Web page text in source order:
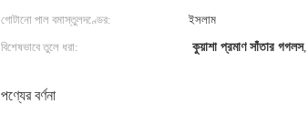
গোটানো পাল বমাস্তুলদণ্ডের:
ইসলাম
বিশেষভাবে তুলে ধরা:
কুয়াশা প্রমাণ সাঁতার গগলস,
পণ্যের বর্ণনা